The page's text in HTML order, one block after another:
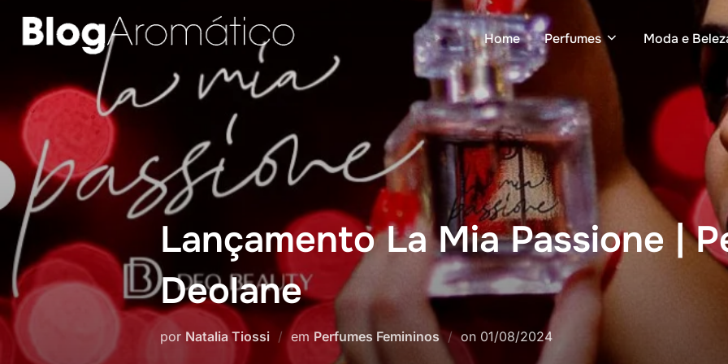
Home Perfumes Moda e
Lançamento La Mia Passione |
Deolane
por Natalia Tiossi em Perfumes Femininos on Postado
01/08/2024